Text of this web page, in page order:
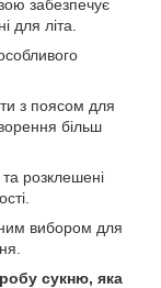
забезпечує
для літа.
з поясом для
більш
розклешені
вибором для
сукню, яка